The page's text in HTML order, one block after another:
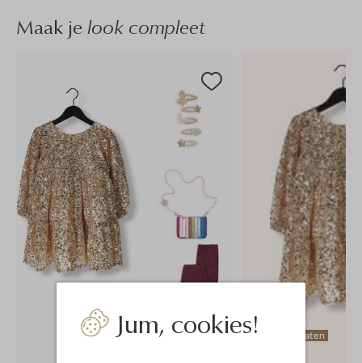
Jum, cookies!
Maak je look compleet
Laatste maten